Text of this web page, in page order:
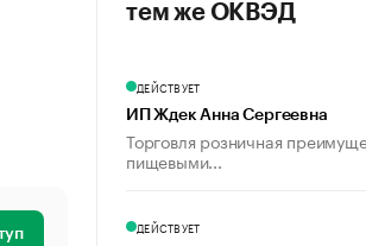
тем же ОКВЭД
ДЕЙСТВУЕТ
ИП Ждек Анна Сергеевна
Торговля розничная
пищевыми...
ДЕЙСТВУЕТ